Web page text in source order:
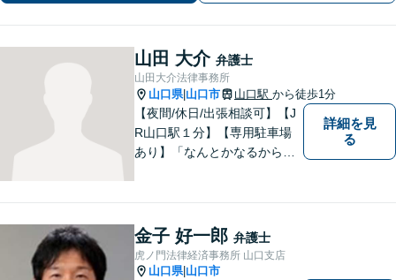
山田 大介 弁護士
山田大介法律事務所
山口県| 山口市 山口駅 から徒歩1分
【夜間/休日/出張相談可】【J
R山口駅１分】【専用駐車場
あり】「なんとかなるから大
方はお気軽にご相談くださ
い。
詳細を見
る
金子 好一郎 弁護士
虎ノ門法律経済事務所 山口支店
山口県| 山口市